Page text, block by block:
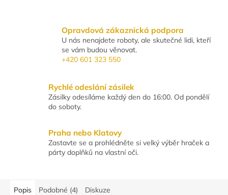
Opravdová zákaznická podpora
U nás nenajdete roboty, ale skutečné lidi, kteří
se vám budou věnovat.
+420 601 323 550
Rychlé odeslání zásilek
Zásilky odesíláme každý den do 16:00. Od pondělí
do soboty.
Praha nebo Klatovy
Zastavte se a prohlédněte si velký výběr hraček a
párty doplňků na vlastní oči.
Popis Podobné (4) Diskuze